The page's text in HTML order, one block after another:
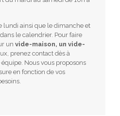
lundi ainsi que le dimanche et
le calendrier. Pour faire
un vide-maison, un vide-
prenez contact dès à
Nous vous proposons
en fonction de vos